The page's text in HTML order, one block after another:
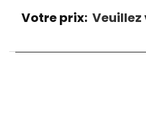
Votre prix: Veuillez